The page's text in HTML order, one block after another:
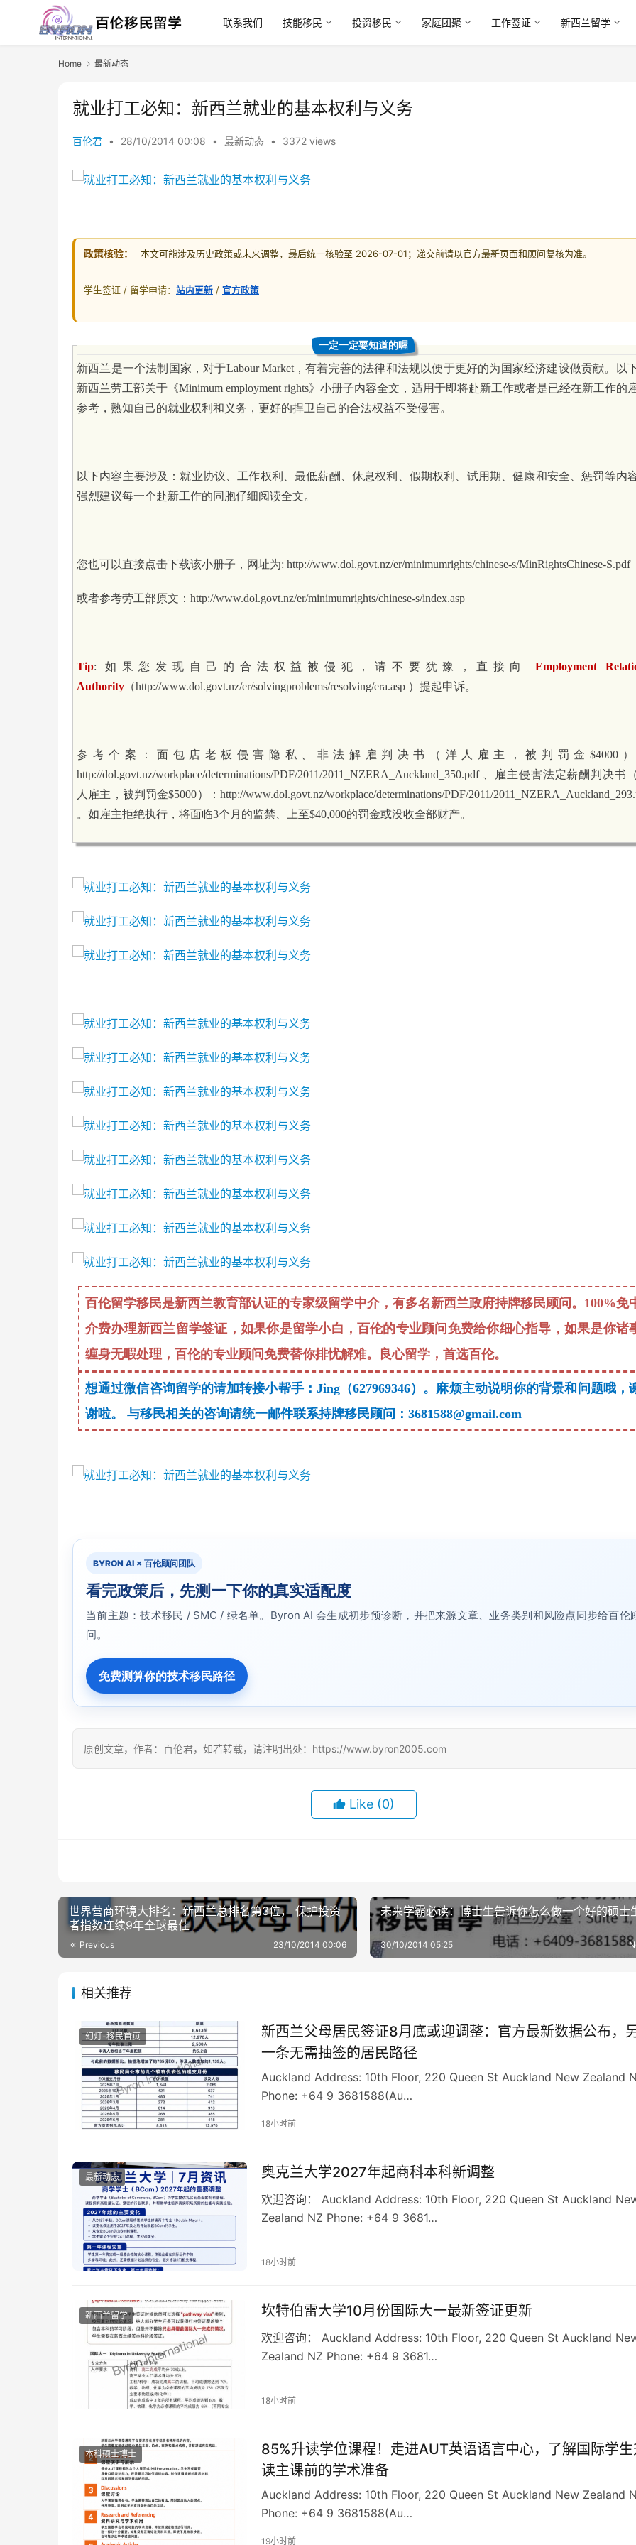
联系我们 技能移民 投资移民 家庭团聚 工作签证 新西兰留学
Home 最新动态
就业打工必知：新西兰就业的基本权利与义务
百伦君 • 28/10/2014 00:08 • 最新动态 • 3372 views
政策核验： 本文可能涉及历史政策或未来调整，最后统一核验至 2026-07-01；递交前请以官方最新页面和顾问复核为准。
学生签证 / 留学申请： 站内更新 / 官方政策
一定一定要知道的喔
新西兰是一个法制国家，对于Labour Market，有着完善的法律和法规以便于更好的为国家经济建设做贡献。以
新西兰劳工部关于《Minimum employment rights》小册子内容全文，适用于即将赴新工作或者是已经在新工作的
参考，熟知自己的就业权利和义务，更好的捍卫自己的合法权益不受侵害。
以下内容主要涉及：就业协议、工作权利、最低薪酬、休息权利、假期权利、试用期、健康和安全、惩罚等内
强烈建议每一个赴新工作的同胞仔细阅读全文。
您也可以直接点击下载该小册子，网址为: http://www.dol.govt.nz/er/minimumrights/chinese-s/MinRightsChinese-S.pdf
或者参考劳工部原文：http://www.dol.govt.nz/er/minimumrights/chinese-s/index.asp
Tip: 如果您发现自己的合法权益被侵犯，请不要犹豫，直接向 Employment
Authority （http://www.dol.govt.nz/er/solvingproblems/resolving/era.asp ）提起申诉。
参考个案：面包店老板侵害隐私、非法解雇判决书（洋人雇主，被判罚金$4000
http://dol.govt.nz/workplace/determinations/PDF/2011/2011_NZERA_Auckland_350.pdf 、雇主侵害法定薪酬判决书
人雇主，被判罚金$5000）：http://www.dol.govt.nz/workplace/determinations/PDF/2011/
。如雇主拒绝执行，将面临3个月的监禁、上至$40,000的罚金或没收全部财产。
百伦留学移民是新西兰教育部认证的专家级留学中介，有多名新西兰政府持牌移民顾问。100%免
介费办理新西兰留学签证，如果你是留学小白，百伦的专业顾问免费给你细心指导，如果是你诸
缠身无暇处理，百伦的专业顾问免费替你排忧解难。良心留学，首选百伦。
想通过微信咨询留学的请加转接小帮手：Jing（627969346）。麻烦主动说明你的背景和问题哦，
谢啦。 与移民相关的咨询请统一邮件联系持牌移民顾问：3681588@gmail.com
BYRON AI × 百伦顾问团队
看完政策后，先测一下你的真实适配度
当前主题：技术移民 / SMC / 绿名单。Byron AI 会生成初步预诊断，并把来源文章、业务类别和风险点同步给百伦
问。
免费测算你的技术移民路径
原创文章，作者：百伦君，如若转载，请注明出处：https://www.byron2005.com
Like (0)
世界营商环境大排名：新西兰总排名第3位， 保护投资
者指数连续9年全球最佳
Previous 23/10/2014 00:06
未来学霸必读：博士生告诉你怎么做一个好的硕士
30/10/2014 05:25
相关推荐
幻灯-移民首页
新西兰父母居民签证8月底或迎调整：官方最新数据公布，
一条无需抽签的居民路径
Auckland Address: 10th Floor, 220 Queen St Auckland New Zealand
Phone: +64 9 3681588(Au…
18小时前
最新动态 奥克兰大学2027年起商科本科新调整
欢迎咨询： Auckland Address: 10th Floor, 220 Queen St Auckland
Zealand NZ Phone: +64 9 3681…
18小时前
新西兰留学 坎特伯雷大学10月份国际大一最新签证更新
欢迎咨询： Auckland Address: 10th Floor, 220 Queen St Auckland
Zealand NZ Phone: +64 9 3681…
18小时前
本科硕士博士
85%升读学位课程！走进AUT英语语言中心，了解国际学
读主课前的学术准备
Auckland Address: 10th Floor, 220 Queen St Auckland New Zealand
Phone: +64 9 3681588(Au…
19小时前